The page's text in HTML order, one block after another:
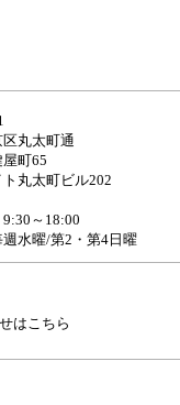
丸太町通
町65
ト丸太町ビル202
～18:00
週水曜/第2・第4日曜
はこちら